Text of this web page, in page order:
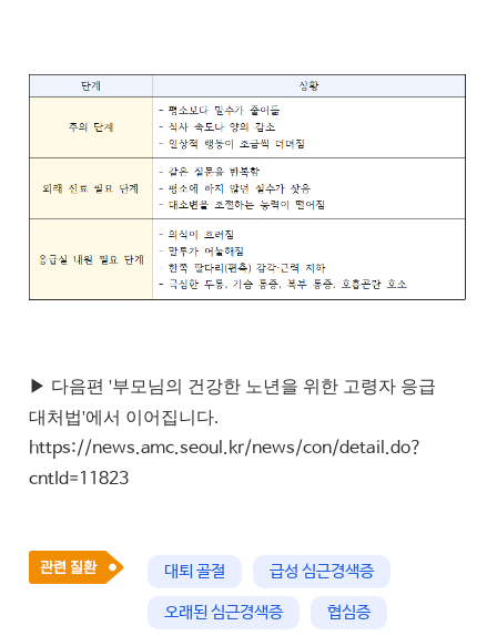
▶ 다음편 '부모님의 건강한 노년을 위한 고령자 응급
대처법'에서 이어집니다.
https://news.amc.seoul.kr/news/con/detail.do?
cntId=11823
대퇴 골절 급성 심근경색증
오래된 심근경색증 협심증